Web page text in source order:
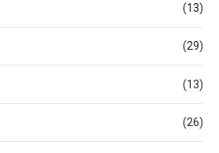
(13)
(29)
(13)
(26)